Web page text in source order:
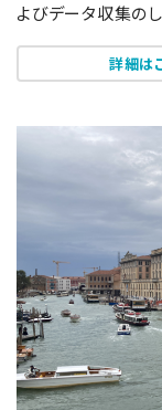
よびデータ収集の
詳細は